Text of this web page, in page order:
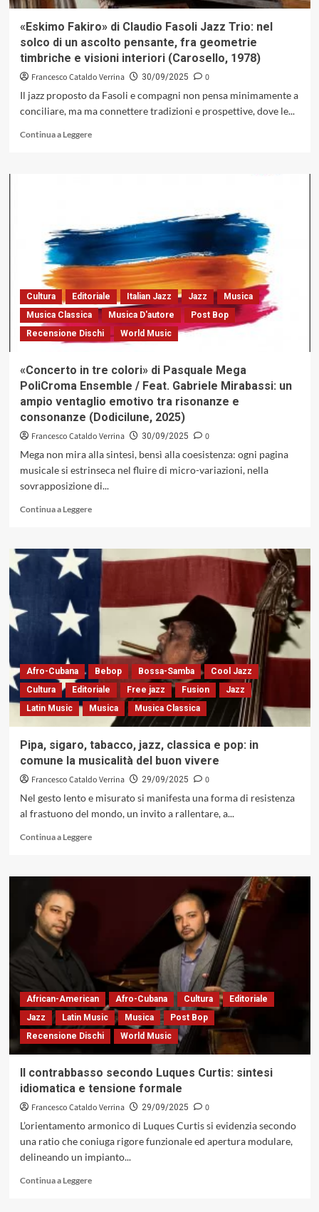
accentazioni
jazz
(AlfaMusic,
2025)
«Eskimo Fakiro» di Claudio Fasoli Jazz Trio: nel
solco di un ascolto pensante, fra geometrie
timbriche e visioni interiori (Carosello, 1978)
Francesco Cataldo Verrina 30/09/2025
0
Il jazz proposto da Fasoli e compagni non pensa minimamente a
conciliare, ma ma connettere tradizioni e prospettive, dove le...
Continua a LeggereLeggi
Claudio
Jazz
Trio:
nel
solco
di
un
ascolto
geometrie
timbriche
e
visioni
interiori
1978)
Cultura Editoriale Italian Jazz Jazz
Musica
Musica Classica
Musica D'autore
Post Bop
Recensione Dischi
World Music
«Concerto in tre colori» di Pasquale Mega
PoliCroma Ensemble / Feat. Gabriele Mirabassi: un
ampio ventaglio emotivo tra risonanze e
consonanze (Dodicilune, 2025)
Francesco Cataldo Verrina 30/09/2025
0
Mega non mira alla sintesi, bensì alla coesistenza: ogni pagina
musicale si estrinseca nel fluire di micro-variazioni, nella
sovrapposizione di...
Continua a LeggereLeggi
su
«Concerto
colori»
PoliCroma
Ensemble
/
Feat.
Gabriele
Mirabassi:
ampio
ventaglio
emotivo
risonanze
e
Afro-Cubana Bebop Bossa-Samba
Cool Jazz
Cultura
Editoriale Free jazz Fusion
Jazz
Latin Music
Musica Musica Classica
Pipa, sigaro, tabacco, jazz, classica e pop: in
comune la musicalità del buon vivere
Francesco Cataldo Verrina 29/09/2025
0
Nel gesto lento e misurato si manifesta una forma di resistenza
al frastuono del mondo, un invito a rallentare, a...
Continua a LeggereLeggi
su
in
comune
la
musicalità
del
African-American Afro-Cubana Cultura
Editoriale
Jazz
Latin Music Musica
Post Bop
Recensione Dischi
World Music
Il contrabbasso secondo Luques Curtis: sintesi
idiomatica e tensione formale
Francesco Cataldo Verrina 29/09/2025
0
L’orientamento armonico di Luques Curtis si evidenzia secondo
una ratio che coniuga rigore funzionale ed apertura modulare,
delineando un impianto...
Continua a LeggereLeggi